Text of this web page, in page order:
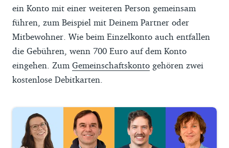
ein Konto mit einer weiteren Person gemeinsam
führen, zum Beispiel mit Deinem Partner oder
Mitbewohner. Wie beim Einzelkonto auch entfallen
die Gebühren, wenn 700 Euro auf dem Konto
eingehen. Zum Gemeinschaftskonto gehören zwei
kostenlose Debitkarten.